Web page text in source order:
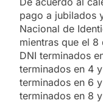
pago a jubilados
Nacional de
mientras que el
DNI terminados
terminados en 4
terminados en 6
terminados en 8